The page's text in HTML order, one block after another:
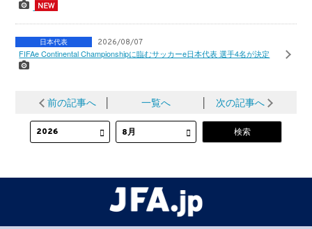
日本代表 2026/08/07
FIFAe Continental Championshipに臨むサッカーe日本代表 選手4名が決定
前の記事へ 一覧へ 次の記事へ